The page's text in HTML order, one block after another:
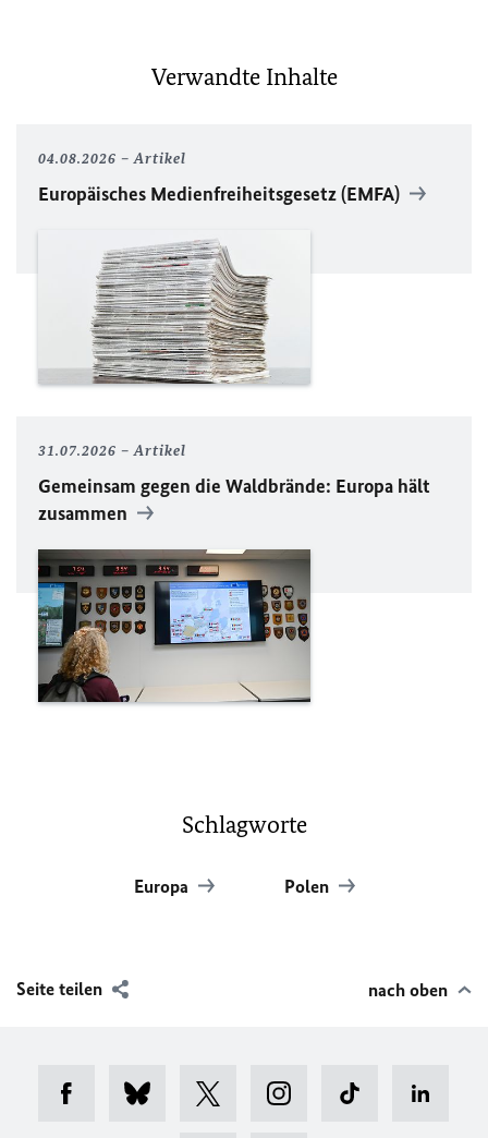
Verwandte Inhalte
04.08.2026 Artikel
Europäisches Medienfreiheitsgesetz (EMFA)
31.07.2026 Artikel
Gemeinsam gegen die Waldbrände: Europa hält
zusammen
Schlagworte
Europa Polen
Seite teilen nach oben